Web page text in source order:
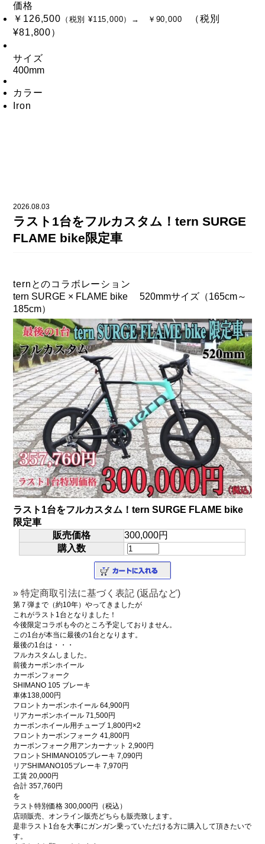
価格
￥126,500 （税別 ¥115,000） → ￥90,000
（税別
¥81,800）
サイズ
400mm
カラー
Iron
2026.08.03
ラスト1台をフルカスタム！tern SURGE
FLAME bike限定車
ternとのコラボレーション
tern SURGE × FLAME bike 520mmサイズ（165cm～
185cm）
ラスト1台をフルカスタム！tern SURGE FLAME bike
限定車
販売価格
300,000円
購入数
» 特定商取引法に基づく表記 (返品など)
第７弾まで（約10年）やってきましたが
これがラスト1台となりました！
今後限定コラボも今のところ予定しておりません。
この1台が本当に最後の1台となります。
最後の1台は・・・
フルカスタムしました。
前後カーボンホイール
カーボンフォーク
SHIMANO 105 ブレーキ
車体138,000円
フロントカーボンホイール 64,900円
リアカーボンホイール 71,500円
カーボンホイール用チューブ 1,800円×2
フロントカーボンフォーク 41,800円
カーボンフォーク用アンカーナット 2,900円
フロントSHIMANO105ブレーキ 7,090円
リアSHIMANO105ブレーキ 7,970円
工賃 20,000円
合計 357,760円
を
ラスト特別価格 300,000円（税込）
店頭販売、オンライン販売どちらも販売致します。
是非ラスト1台を大事にガンガン乗っていただける方に購入して頂きたいで
す。